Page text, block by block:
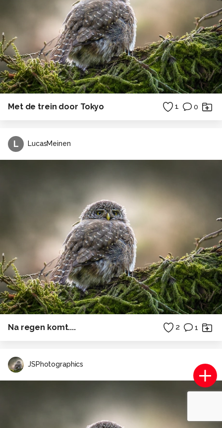
Met de trein door Tokyo 1 0
L LucasMeinen
Na regen komt.... 2 1
JSPhotographics